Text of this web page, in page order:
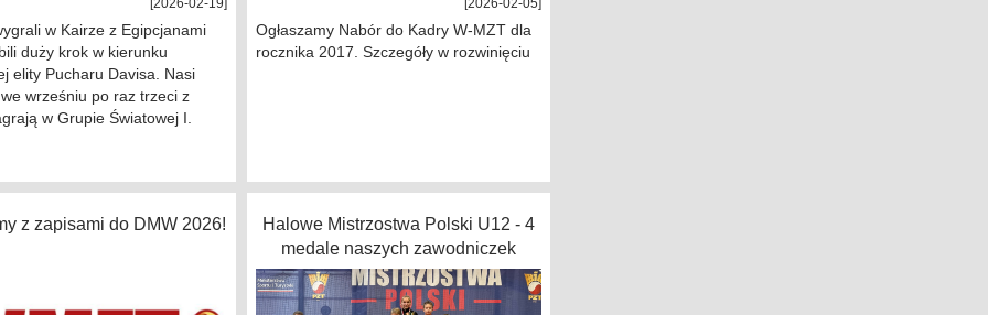
[2026-02-19]
w Kairze z Egipcjanami
duży krok w kierunku
elity Pucharu Davisa. Nasi
wrześniu po raz trzeci z
w Grupie Światowej I.
[2026-02-05]
Ogłaszamy Nabór do Kadry W-MZT dla
rocznika 2017. Szczegóły w rozwinięciu
z zapisami do DMW 2026!
Halowe Mistrzostwa Polski U12 - 4
medale naszych zawodniczek